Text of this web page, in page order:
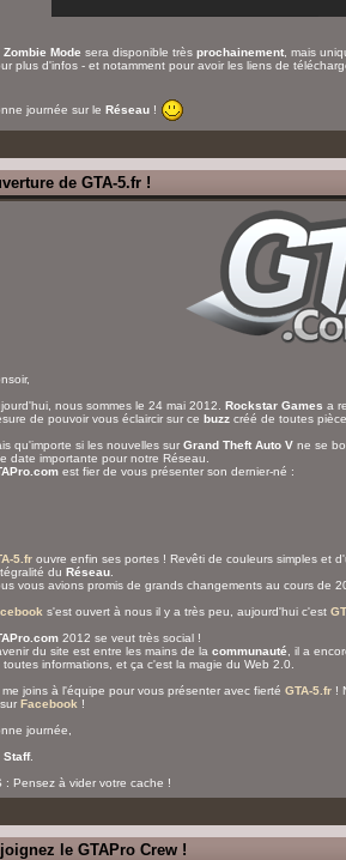
Zombie Mode sera disponible très prochainement, mais
plus d'infos - et notamment pour avoir les liens de
journée sur le Réseau!
de GTA-5.fr !
nous sommes le 24 mai 2012. Rockstar Games a
de pouvoir vous éclaircir sur ce buzzcréé de toutes
qu'importe si les nouvelles sur Grand Theft Auto Vne se
date importante pour notre Réseau.
est fier de vous présenter son dernier-né :
5.frouvre enfin ses portes ! Revêti de couleurs simples et
du Réseau.
vous avions promis de grands changements au cours de
s'est ouvert à nous il y a très peu, aujourd'hui c'est
2012 se veut très social !
du site est entre les mains de la communauté , il a
toutes informations, et ça c'est la magie du Web 2.0.
me joins à l'équipe pour vous présenter avec fierté GTA-5.fr!
Facebook !
journée,
Staff.
: Pensez à vider votre cache !
le GTAPro Crew !